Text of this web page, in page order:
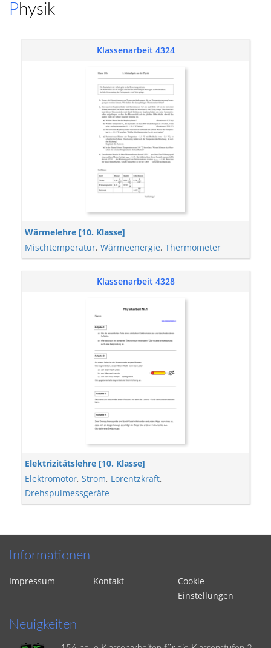
Physik
Klassenarbeit 4324
Wärmelehre [10. Klasse]
Mischtemperatur, Wärmeenergie, Thermometer
Klassenarbeit 4328
Elektrizitätslehre [10. Klasse]
Elektromotor, Strom, Lorentzkraft,
Drehspulmessgeräte
Informationen
Impressum Kontakt
Cookie-
Einstellungen
Neuigkeiten